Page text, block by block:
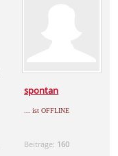
spontan
... ist OFFLINE
Beiträge: 160